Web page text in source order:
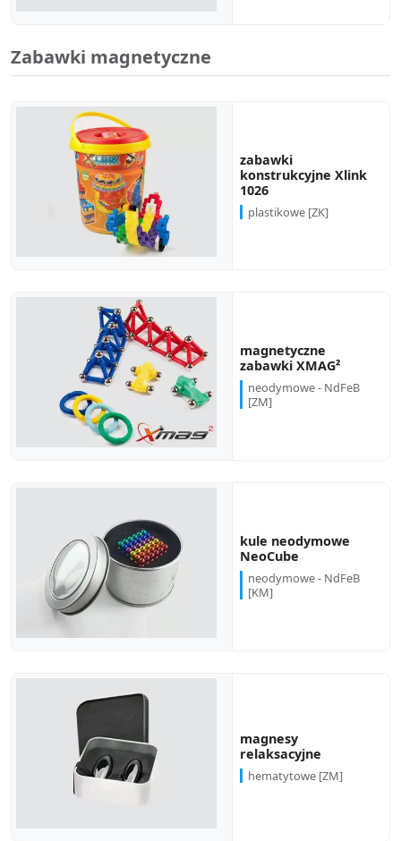
Zabawki magnetyczne
zabawki
konstrukcyjne Xlink
1026
plastikowe [ZK]
magnetyczne
zabawki XMAG²
neodymowe - NdFeB
[ZM]
kule neodymowe
NeoCube
neodymowe - NdFeB
[KM]
magnesy
relaksacyjne
hematytowe [ZM]